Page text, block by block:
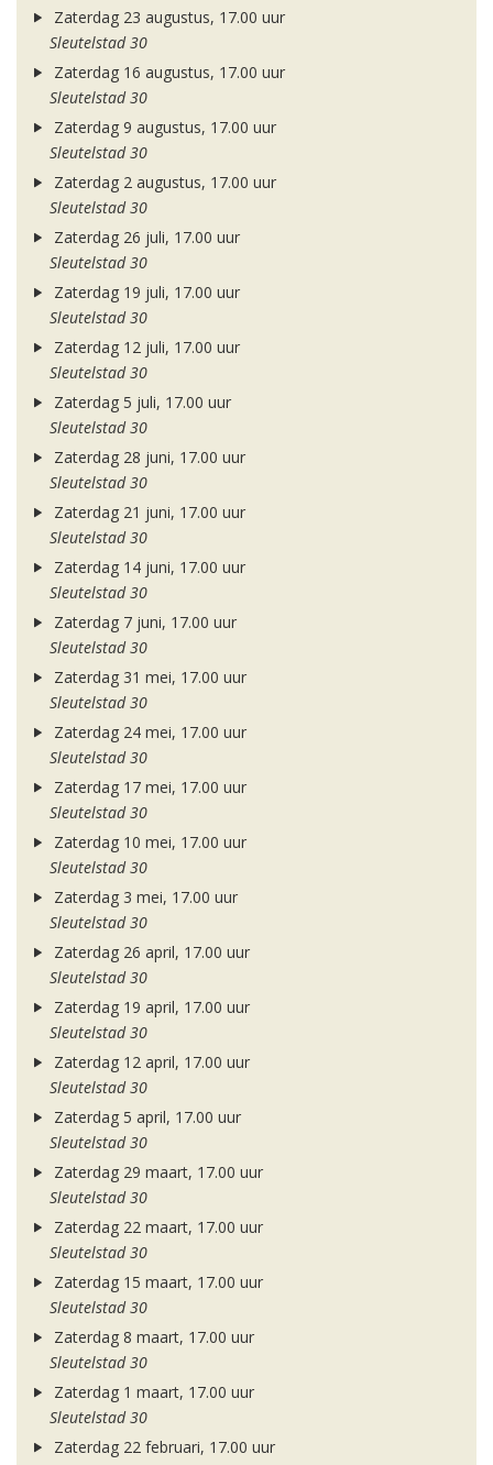
Zaterdag 23 augustus, 17.00 uur
Sleutelstad 30
Zaterdag 16 augustus, 17.00 uur
Sleutelstad 30
Zaterdag 9 augustus, 17.00 uur
Sleutelstad 30
Zaterdag 2 augustus, 17.00 uur
Sleutelstad 30
Zaterdag 26 juli, 17.00 uur
Sleutelstad 30
Zaterdag 19 juli, 17.00 uur
Sleutelstad 30
Zaterdag 12 juli, 17.00 uur
Sleutelstad 30
Zaterdag 5 juli, 17.00 uur
Sleutelstad 30
Zaterdag 28 juni, 17.00 uur
Sleutelstad 30
Zaterdag 21 juni, 17.00 uur
Sleutelstad 30
Zaterdag 14 juni, 17.00 uur
Sleutelstad 30
Zaterdag 7 juni, 17.00 uur
Sleutelstad 30
Zaterdag 31 mei, 17.00 uur
Sleutelstad 30
Zaterdag 24 mei, 17.00 uur
Sleutelstad 30
Zaterdag 17 mei, 17.00 uur
Sleutelstad 30
Zaterdag 10 mei, 17.00 uur
Sleutelstad 30
Zaterdag 3 mei, 17.00 uur
Sleutelstad 30
Zaterdag 26 april, 17.00 uur
Sleutelstad 30
Zaterdag 19 april, 17.00 uur
Sleutelstad 30
Zaterdag 12 april, 17.00 uur
Sleutelstad 30
Zaterdag 5 april, 17.00 uur
Sleutelstad 30
Zaterdag 29 maart, 17.00 uur
Sleutelstad 30
Zaterdag 22 maart, 17.00 uur
Sleutelstad 30
Zaterdag 15 maart, 17.00 uur
Sleutelstad 30
Zaterdag 8 maart, 17.00 uur
Sleutelstad 30
Zaterdag 1 maart, 17.00 uur
Sleutelstad 30
Zaterdag 22 februari, 17.00 uur